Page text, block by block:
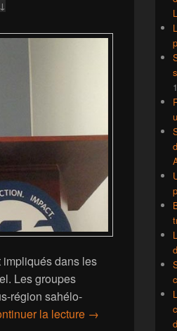
impliqués dans les
Les groupes
région sahélo-
la lecture Un Sahraoui
→